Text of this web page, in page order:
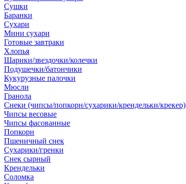
Сушки
Баранки
Сухари
Мини сухари
Готовые завтраки
Хлопья
Шарики/звездочки/колечки
Подушечки/батончики
Кукурузные палочки
Мюсли
Гранола
Снеки (чипсы/попкорн/сухарики/крендельки/крекер)
Чипсы весовые
Чипсы фасованные
Попкорн
Пшеничный снек
Сухарики/гренки
Снек сырный
Крендельки
Соломка